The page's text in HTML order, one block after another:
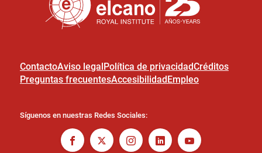
ContactoAviso legalPolítica de privacidadCréditos
Preguntas frecuentesAccesibilidadEmpleo
Síguenos en nuestras Redes Sociales: